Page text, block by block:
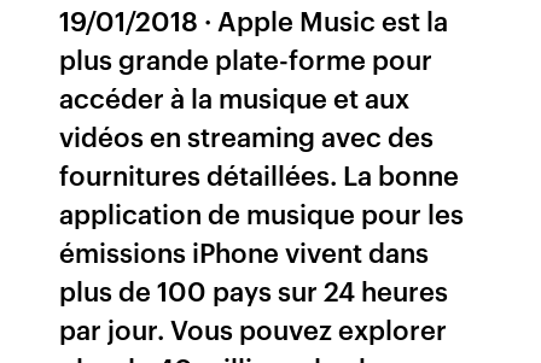
19/01/2018 · Apple Music est la
plus grande plate-forme pour
accéder à la musique et aux
vidéos en streaming avec des
fournitures détaillées. La bonne
application de musique pour les
émissions iPhone vivent dans
plus de 100 pays sur 24 heures
par jour. Vous pouvez explorer